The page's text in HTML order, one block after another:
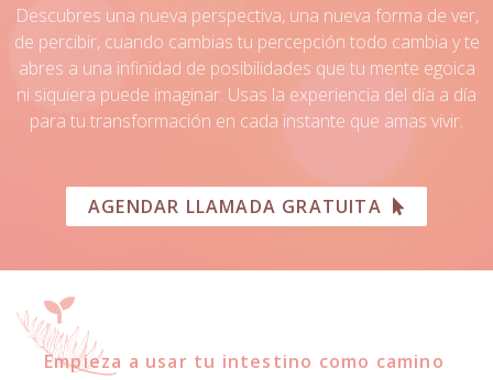
Descubres una nueva perspectiva, una nueva forma de ver,
de percibir, cuando cambias tu percepción todo cambia y te
abres a una infinidad de posibilidades que tu mente egoica
ni siquiera puede imaginar. Usas la experiencia del día a día
para tu transformación en cada instante que amas vivir.
AGENDAR LLAMADA GRATUITA
Empieza a usar tu intestino como camino